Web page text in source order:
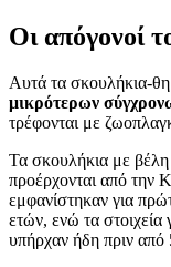
Οι απόγονοί
Αυτά τα σκουλήκια-
μικρότερων
τρέφονται με
Τα σκουλήκια με
προέρχονται από την
εμφανίστηκαν για
ετών, ενώ τα στοιχεία
υπήρχαν ήδη πριν από